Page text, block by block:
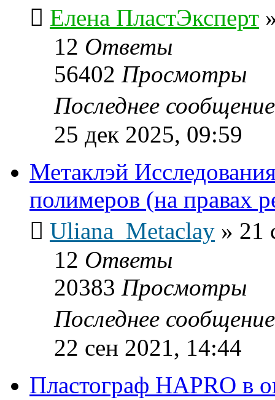
Елена ПластЭксперт
12 Ответы
56402 Просмотры
Последнее
25 дек 2025, 09:59
Метаклэй
полимеров (на правах
Uliana_Metaclay » 21
12 Ответы
20383 Просмотры
Последнее
22 сен 2021, 14:44
Пластограф HAPRO в